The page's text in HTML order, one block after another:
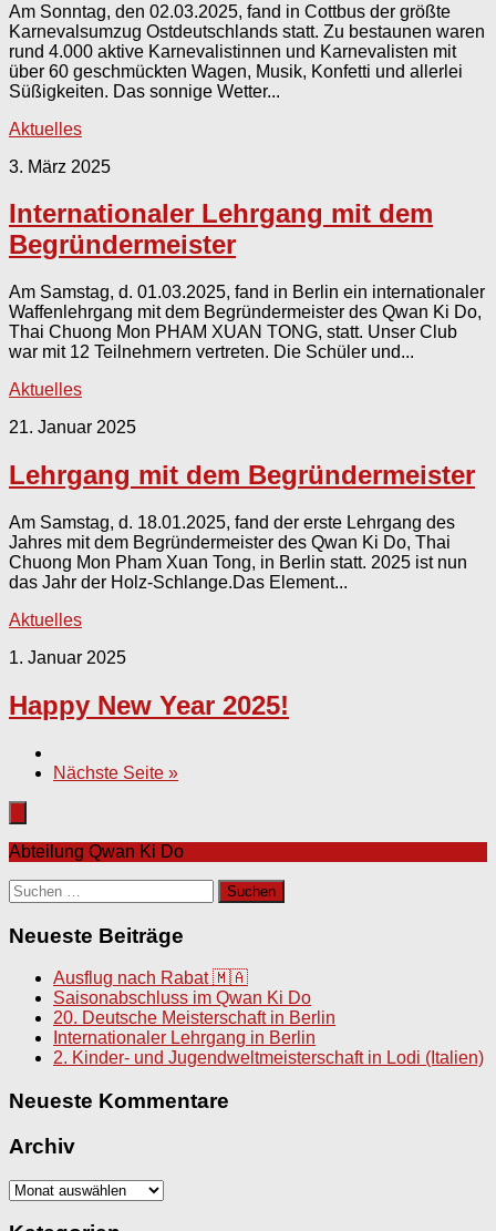
Am Sonntag, den 02.03.2025, fand in Cottbus der größte
Karnevalsumzug Ostdeutschlands statt. Zu bestaunen waren
rund 4.000 aktive Karnevalistinnen und Karnevalisten mit
über 60 geschmückten Wagen, Musik, Konfetti und allerlei
Süßigkeiten. Das sonnige Wetter...
Aktuelles
3. März 2025
Internationaler Lehrgang mit dem
Begründermeister
Am Samstag, d. 01.03.2025, fand in Berlin ein internationaler
Waffenlehrgang mit dem Begründermeister des Qwan Ki Do,
Thai Chuong Mon PHAM XUAN TONG, statt. Unser Club
war mit 12 Teilnehmern vertreten. Die Schüler und...
Aktuelles
21. Januar 2025
Lehrgang mit dem Begründermeister
Am Samstag, d. 18.01.2025, fand der erste Lehrgang des
Jahres mit dem Begründermeister des Qwan Ki Do, Thai
Chuong Mon Pham Xuan Tong, in Berlin statt. 2025 ist nun
das Jahr der Holz-Schlange.Das Element...
Aktuelles
1. Januar 2025
Happy New Year 2025!
Nächste Seite »
Abteilung Qwan Ki Do
Suchen
nach:
Neueste Beiträge
Ausflug nach Rabat 🇲🇦
Saisonabschluss im Qwan Ki Do
20. Deutsche Meisterschaft in Berlin
Internationaler Lehrgang in Berlin
2. Kinder- und Jugendweltmeisterschaft in Lodi (Italien)
Neueste Kommentare
Archiv
Archiv